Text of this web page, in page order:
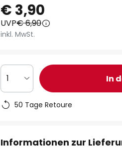
€ 3,90
UVP€ 6,90
inkl. MwSt.
1 In
50 Tage Retoure
Informationen zur